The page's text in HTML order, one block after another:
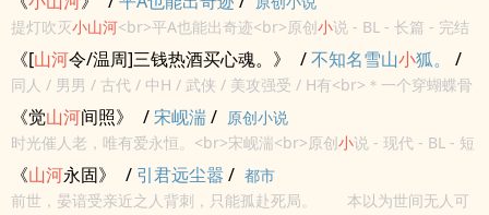
友推荐哦！
提灯吹灭小山河<br>平A也能出奇迹<br>原创小说 - BL - 长篇 - 完结
<br>古代 - 主受视角 - 仙侠 - 1v1<br>前方高亮：另一本文的前传部
分，前四章与正传回忆部分重复...
《[山河令/温周]三钱热酒买心魂。》 /不知名雪山小狐。 /
耽美
同人 / 男男 / 古代 / 中H / 武侠 / 美攻强受 / H有<br>＊一个穿蝴蝶骨
和马（）的车。<br>
《觉山河间照》 /宋岘湍/ 原创小说
时光催人老，唯有爱永恒。<br>宋岘湍<br>原创小说 - 现代 - BL - 短
篇<br>完结 -小 甜饼 - 日常<br>关于两个老男人的
《山河永固》 / 引君远尘嚣/ 都市
前世，晏谙受亲近之人背刺，只能孤赴死局。 本以为世间无人可